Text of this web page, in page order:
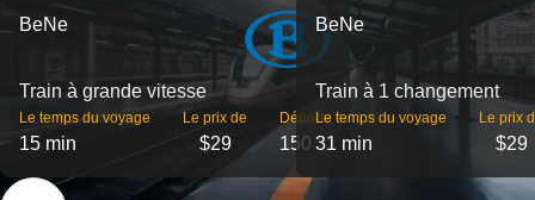
BeNe
Train à grande vitesse
Le temps du voyage
15 min
Le prix de
$29
Départs
150
BeNe
Train à 1 changement
Le temps du voyage
31 min
Le prix
$29